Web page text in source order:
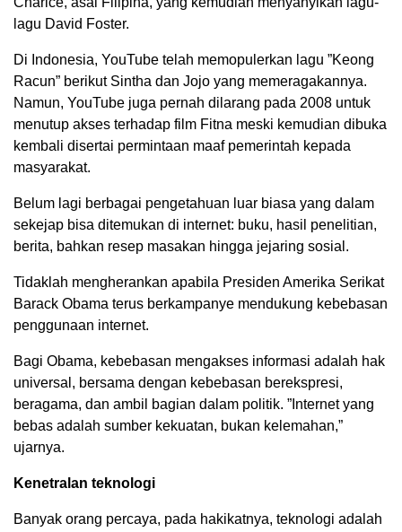
lagu David Foster.
Di Indonesia, YouTube telah memopulerkan lagu ”Keong
Racun” berikut Sintha dan Jojo yang memeragakannya.
Namun, YouTube juga pernah dilarang pada 2008 untuk
menutup akses terhadap film Fitna meski kemudian dibuka
kembali disertai permintaan maaf pemerintah kepada
masyarakat.
Belum lagi berbagai pengetahuan luar biasa yang dalam
sekejap bisa ditemukan di internet: buku, hasil penelitian,
berita, bahkan resep masakan hingga jejaring sosial.
Tidaklah mengherankan apabila Presiden Amerika Serikat
Barack Obama terus berkampanye mendukung kebebasan
penggunaan internet.
Bagi Obama, kebebasan mengakses informasi adalah hak
universal, bersama dengan kebebasan berekspresi,
beragama, dan ambil bagian dalam politik. ”Internet yang
bebas adalah sumber kekuatan, bukan kelemahan,”
ujarnya.
Kenetralan teknologi
Banyak orang percaya, pada hakikatnya, teknologi adalah